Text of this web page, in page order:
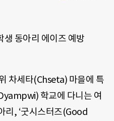
생 동아리 에이즈 예방
차세타(Chseta) 마을에 특
학교에 다니는 여
리, ‘굿시스터즈(Good